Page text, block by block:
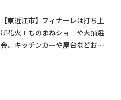
【東近江市】フィナーレは打ち上
げ花火！ものまねショーや大抽選
会、キッチンカーや屋台などお楽